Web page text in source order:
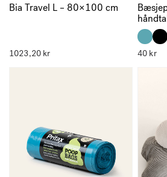
Bia Travel L – 80×100 cm
1023,20 kr 40 kr